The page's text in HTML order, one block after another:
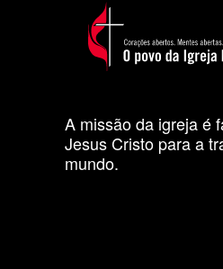
A missão da igreja é
Jesus Cristo para a
mundo.